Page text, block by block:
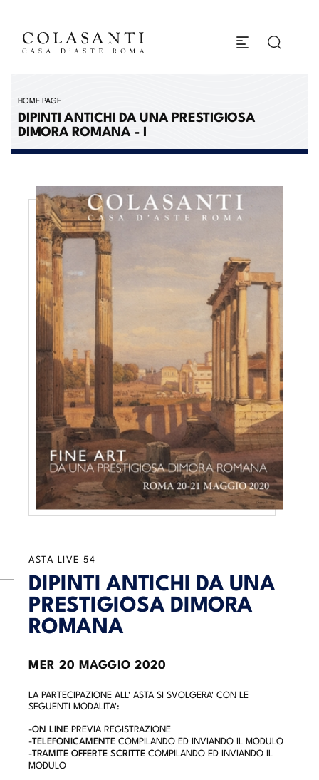
HOME PAGE
DIPINTI ANTICHI DA UNA PRESTIGIOSA
DIMORA ROMANA - I
ASTA LIVE 54
DIPINTI ANTICHI DA UNA
PRESTIGIOSA DIMORA
ROMANA
MER 20 MAGGIO 2020
LA PARTECIPAZIONE ALL' ASTA SI SVOLGERA' CON LE
SEGUENTI MODALITA':
-ON LINE PREVIA REGISTRAZIONE
-TELEFONICAMENTE COMPILANDO ED INVIANDO IL MODULO
-TRAMITE OFFERTE SCRITTE COMPILANDO ED INVIANDO IL
MODULO